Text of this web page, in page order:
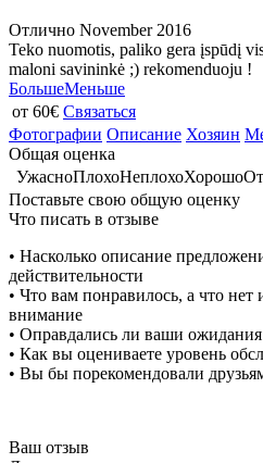
Отлично November 2016
Teko nuomotis, paliko gera įspūdį
maloni savininkė ;) rekomenduoju !
БольшеМеньше
от 60€ Связаться
Фотографии Описание Хозяин
Общая оценка
УжасноПлохоНеплохоХорошо
Поставьте свою общую оценку
Что писать в отзыве
• Насколько описание
действительности
• Что вам понравилось, а что нет
внимание
• Оправдались ли ваши
• Как вы оцениваете уровень
• Вы бы порекомендовали
Ваш отзыв